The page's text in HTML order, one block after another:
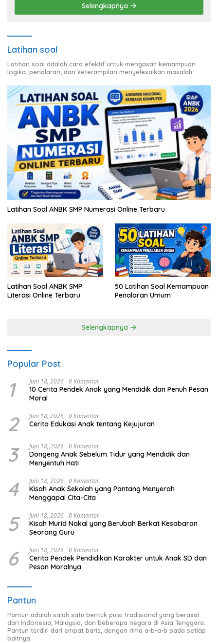
Selengkapnya
Latihan soal
Latihan soal adalah cara efektif untuk mengasah kemampuan
logika, penalaran, dan keterampilan menyelesaikan masalah.
Latihan Soal ANBK SMP Numerasi Online Terbaru
Latihan Soal ANBK SMP
Literasi Online Terbaru
50 Latihan Soal Kemampuan
Penalaran Umum
Selengkapnya
Popular Post
1 Juni 18, 2026 0 Komentar
10 Cerita Pendek Anak yang Mendidik dan Penuh Pesan
Moral
2 Juni 18, 2026 0 Komentar
Cerita Edukasi Anak tentang Kejujuran
3 Juni 18, 2026 0 Komentar
Dongeng Anak Sebelum Tidur yang Mendidik dan
Menyentuh Hati
4 Juni 18, 2026 0 Komentar
Kisah Anak Sekolah yang Pantang Menyerah
Menggapai Cita-Cita
5 Juni 18, 2026 0 Komentar
Kisah Murid Nakal yang Berubah Berkat Kesabaran
Seorang Guru
6 Juni 18, 2026 0 Komentar
Cerita Pendek Pendidikan Karakter untuk Anak SD dan
Pesan Moralnya
Pantun
Pantun adalah salah satu bentuk puisi tradisional yang berasal
dari Indonesia, Malaysia, dan beberapa negara di Asia Tenggara.
Pantun terdiri dari empat baris, dengan rima a-b-a-b pada setiap
baitnya.